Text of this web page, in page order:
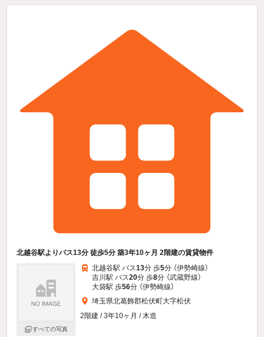
北越谷駅よりバス13分 徒歩5分 築3年10ヶ月 2階建の賃貸物件
すべての写真
北越谷駅 バス13分 歩5分 （伊勢崎線）
吉川駅 バス20分 歩8分 （武蔵野線）
大袋駅 歩56分 （伊勢崎線）
埼玉県北葛飾郡松伏町大字松伏
2階建 / 3年10ヶ月 / 木造